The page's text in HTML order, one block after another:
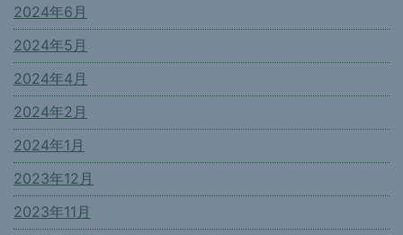
2024年6月
2024年5月
2024年4月
2024年2月
2024年1月
2023年12月
2023年11月